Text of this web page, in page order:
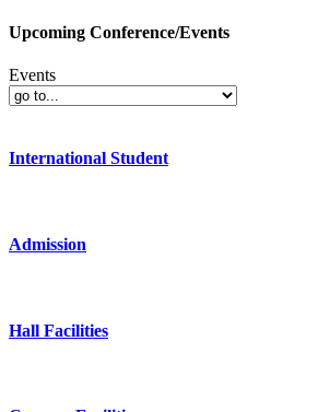
Upcoming Conference/Events
Events
International Student
Admission
Hall Facilities